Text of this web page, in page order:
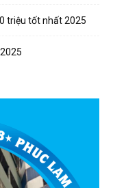
triệu tốt nhất 2025